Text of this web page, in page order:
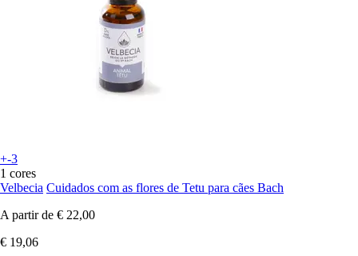
+-3
1 cores
Velbecia Cuidados com as flores de Tetu para cães Bach
A partir de € 22,00
€ 19,06